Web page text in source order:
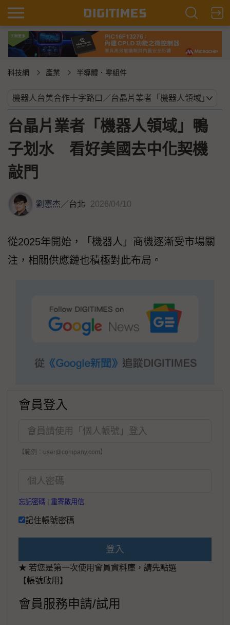
科技網 產業 半導體．零組件
台晶片業者「機器人領域」鴨
子划水 看好美國去中化契機
敲門
劉憲杰／台北 2026/04/10
從2025年開始，「機器人」商機逐漸受市場關
注，相關供應鏈也積極對此布局。
會員登入
【範例：user@company.com】
忘記密碼 重寄啟用信
記住帳號密碼
登入
★ 若您是第一次使用會員資料庫，請先點選
【帳號啟用】
會員服務申請/試用